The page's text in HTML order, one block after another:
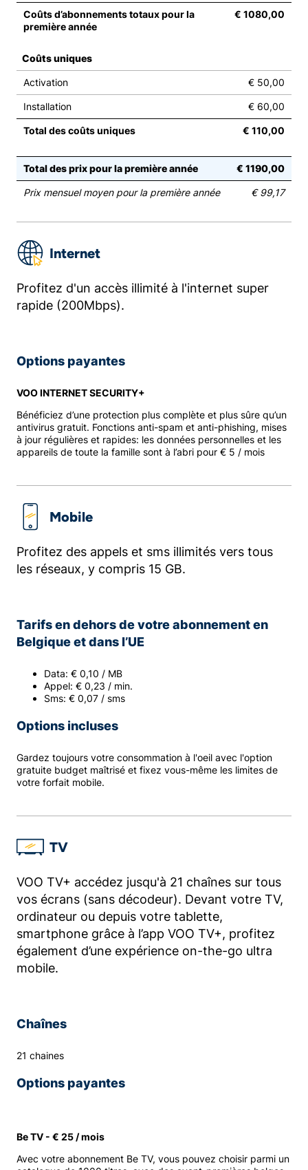
Coûts d’abonnements totaux pour la
première année
€ 1080,00
Coûts uniques
Activation € 50,00
Installation € 60,00
Total des coûts uniques € 110,00
Total des prix pour la première année € 1190,00
Prix mensuel moyen pour la première année € 99,17
Internet
Profitez d'un accès illimité à l'internet super
rapide (200Mbps).
Options payantes
VOO INTERNET SECURITY+
Bénéficiez d’une protection plus complète et plus sûre qu’un
antivirus gratuit. Fonctions anti-spam et anti-phishing, mises
à jour régulières et rapides: les données personnelles et les
appareils de toute la famille sont à l’abri pour € 5 / mois
Mobile
Profitez des appels et sms illimités vers tous
les réseaux, y compris 15 GB.
Tarifs en dehors de votre abonnement en
Belgique et dans l’UE
Data: € 0,10 / MB
Appel: € 0,23 / min.
Sms: € 0,07 / sms
Options incluses
Gardez toujours votre consommation à l'oeil avec l'option
gratuite budget maîtrisé et fixez vous-même les limites de
votre forfait mobile.
TV
VOO TV+ accédez jusqu'à 21 chaînes sur tous
vos écrans (sans décodeur). Devant votre TV,
ordinateur ou depuis votre tablette,
smartphone grâce à l’app VOO TV+, profitez
également d’une expérience on-the-go ultra
mobile.
Chaînes
21 chaines
Options payantes
Be TV - € 25 / mois
Avec votre abonnement Be TV, vous pouvez choisir parmi un